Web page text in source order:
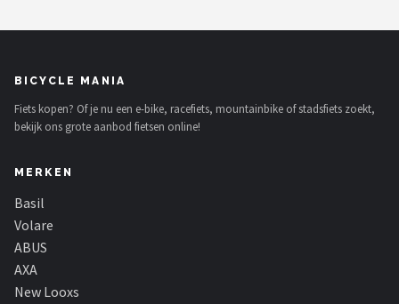
BICYCLE MANIA
Fiets kopen? Of je nu een e-bike, racefiets, mountainbike of stadsfiets zoekt,
bekijk ons grote aanbod fietsen online!
MERKEN
Basil
Volare
ABUS
AXA
New Looxs